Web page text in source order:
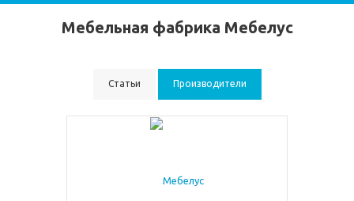
Мебельная фабрика Мебелус
Статьи Производители